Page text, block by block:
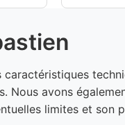
Nous avons
limites et son